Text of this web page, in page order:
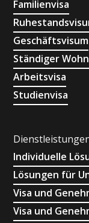
Familienvisa
Geschäftsvisum
Ständiger
Arbeitsvisa
Studienvisa
Individuelle
Lösungen für
Visa und
Visa und